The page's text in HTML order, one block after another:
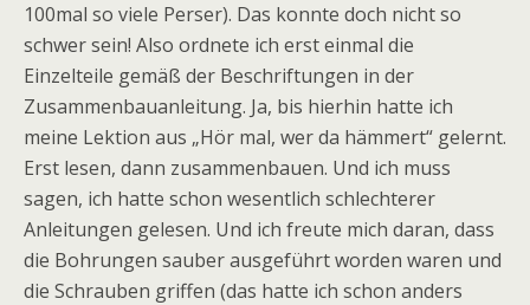
100mal so viele Perser). Das konnte doch nicht so
schwer sein! Also ordnete ich erst einmal die
Einzelteile gemäß der Beschriftungen in der
Zusammenbauanleitung. Ja, bis hierhin hatte ich
meine Lektion aus „Hör mal, wer da hämmert“ gelernt.
Erst lesen, dann zusammenbauen. Und ich muss
sagen, ich hatte schon wesentlich schlechterer
Anleitungen gelesen. Und ich freute mich daran, dass
die Bohrungen sauber ausgeführt worden waren und
die Schrauben griffen (das hatte ich schon anders